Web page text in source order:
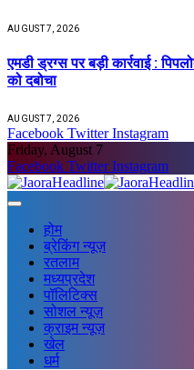
AUGUST 7, 2026
एमडी ड्रग्स पर बड़ी कार्रवाई :
को दबोचा
AUGUST 7, 2026
Facebook Twitter Instagram
Friday, August 7
Facebook Twitter Instagram
होम
ब्रेकिंग न्यूज़
रतलाम
मध्यप्रदेश
पॉलिटिक्स
सोशल न्यूज़
क्राइम न्यूज़
खेल
धर्म